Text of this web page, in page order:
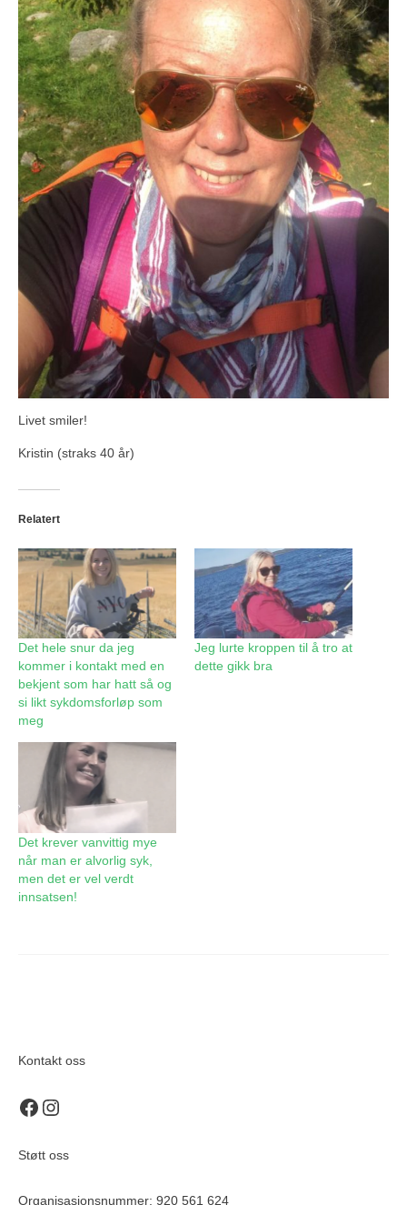
Livet smiler!
Kristin (straks 40 år)
Relatert
Det hele snur da jeg
kommer i kontakt med en
bekjent som har hatt så og
si likt sykdomsforløp som
meg
Jeg lurte kroppen til å tro at
dette gikk bra
Det krever vanvittig mye
når man er alvorlig syk,
men det er vel verdt
innsatsen!
Kontakt oss
Recovery Norge på Facebook
Recovery Norge på Instagram
Støtt oss
Organisasjonsnummer: 920 561 624